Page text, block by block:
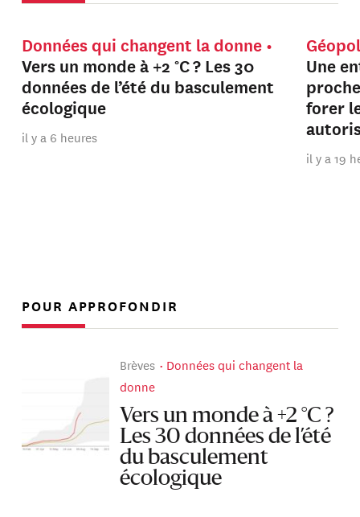
Données qui changent la donne
Vers un monde à +2 °C ? Les 30
données de l’été du basculement
écologique
il y a 6 heures
Une
forer
il y a 19
POUR APPROFONDIR
Brèves
Données qui changent la
donne
Vers un monde à +2 °C ?
Les 30 données de l’été
du basculement
écologique